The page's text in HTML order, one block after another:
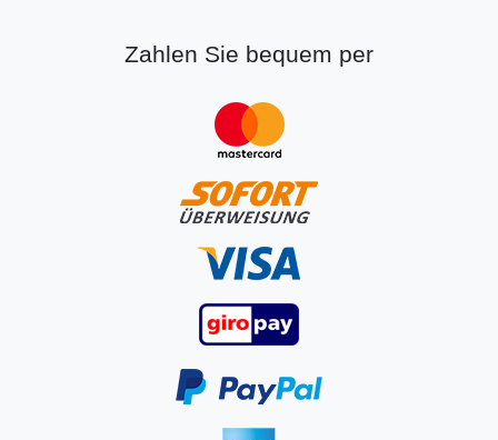
Zahlen Sie bequem per